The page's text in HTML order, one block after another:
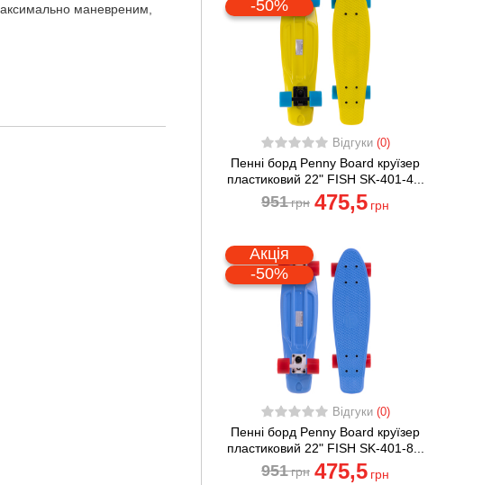
маневреним,
-50%
Відгуки (0)
Пенні борд Penny Board круїзер
пластиковий 22" FISH SK-401-4...
951грн 475,5 грн
Акція
-50%
Відгуки (0)
Пенні борд Penny Board круїзер
пластиковий 22" FISH SK-401-8...
951грн 475,5 грн